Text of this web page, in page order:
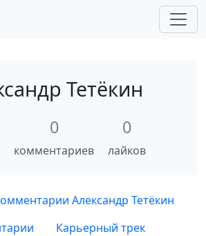
Тетёкин
0
комментариев
0
лайков
Александр Тетёкин
Карьерный трек